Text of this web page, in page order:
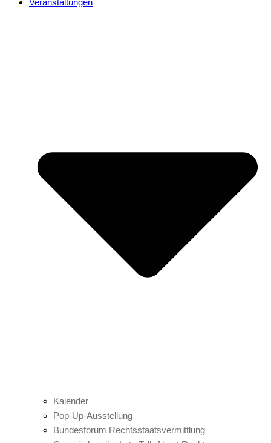
Veranstaltungen
Kalender
Pop-Up-Ausstellung
Bundesforum Rechtsstaatsvermittlung